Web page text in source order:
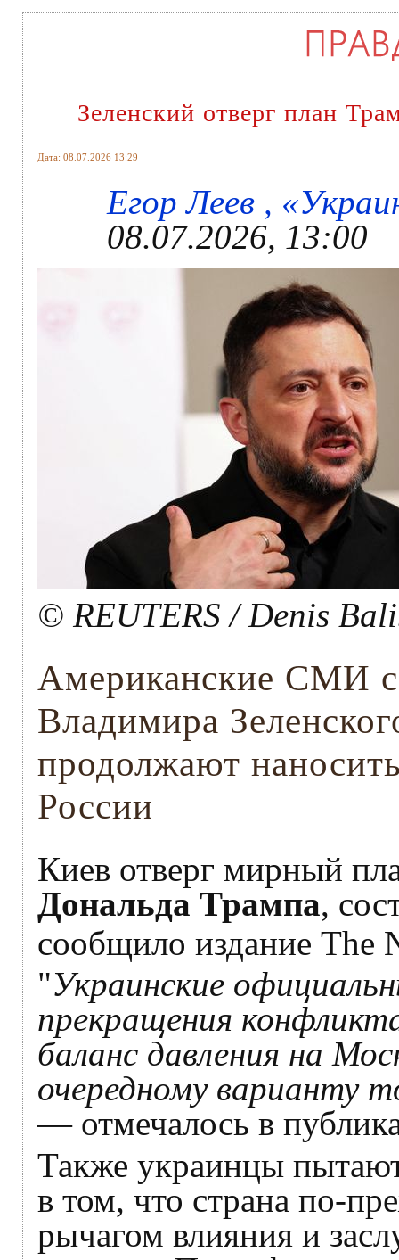
Зеленский отверг план
Дата: 08.07.2026 13:29
Егор Леев ,
08.07.2026, 13:00
© REUTERS / Denis
Американские СМИ
Владимира
продолжают
России
Киев отверг мирный
Дональда Трампа,
сообщило издание The
"Украинские
прекращения
баланс давления на
очередному варианту
— отмечалось в
Также украинцы
в том, что страна по-
рычагом влияния и